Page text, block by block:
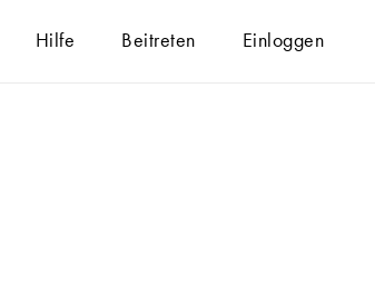
Hilfe Beitreten Einloggen